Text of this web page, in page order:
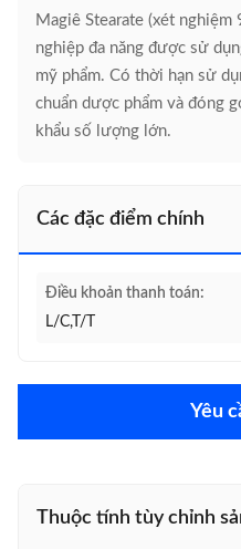
Magiê Stearate (xét
nghiệp đa năng được sử
mỹ phẩm. Có thời hạn sử
chuẩn dược phẩm và đóng
khẩu số lượng lớn.
Các đặc điểm chính
Điều khoản thanh toán:
L/C,T/T
Yêu
Thuộc tính tùy chỉnh